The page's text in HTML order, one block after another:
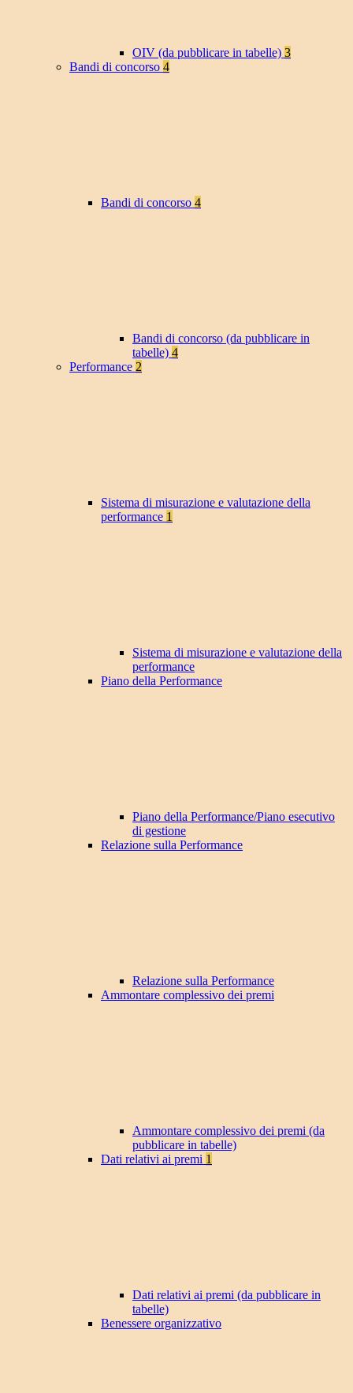
OIV (da pubblicare in tabelle) 3
Bandi di concorso 4
Bandi di concorso 4
Bandi di concorso (da pubblicare in
tabelle) 4
Performance 2
Sistema di misurazione e valutazione della
performance 1
Sistema di misurazione e valutazione della
performance
Piano della Performance
Piano della Performance/Piano esecutivo
di gestione
Relazione sulla Performance
Relazione sulla Performance
Ammontare complessivo dei premi
Ammontare complessivo dei premi (da
pubblicare in tabelle)
Dati relativi ai premi 1
Dati relativi ai premi (da pubblicare in
tabelle)
Benessere organizzativo